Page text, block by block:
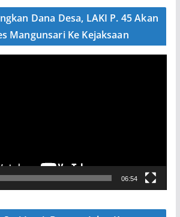
Dana Desa, LAKI P. 45 Akan
Mangunsari Ke Kejaksaan
06:54